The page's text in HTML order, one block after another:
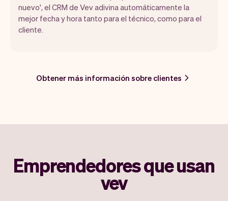
nuevo', el CRM de Vev adivina automáticamente la
mejor fecha y hora tanto para el técnico, como para el
cliente.
Obtener más información sobre clientes
Emprendedores que usan
vev